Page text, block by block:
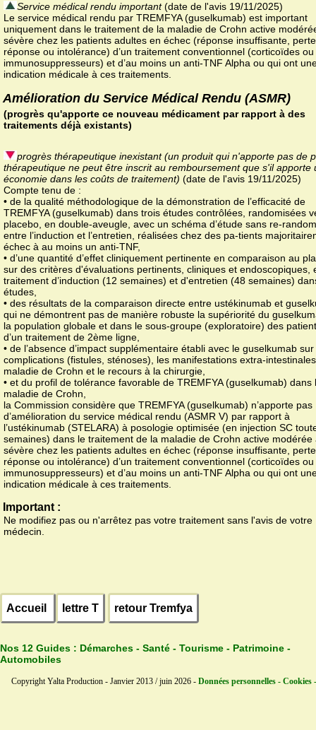
Service médical rendu important(date de l'avis 19/11/2025)
Le service médical rendu par TREMFYA (guselkumab) est important
uniquement dans le traitement de la maladie de Crohn active
sévère chez les patients adultes en échec (réponse insuffisante,
réponse ou intolérance) d’un traitement conventionnel (corticoïdes ou
immunosuppresseurs) et d’au moins un anti-TNF Alpha ou qui ont
indication médicale à ces traitements.
Amélioration du Service Médical Rendu (ASMR)
(progrès qu'apporte ce nouveau médicament par rapport à des
traitements déjà existants)
progrès thérapeutique inexistant (un produit qui n'apporte pas de
thérapeutique ne peut être inscrit au remboursement que s'il apporte
économie dans les coûts de traitement) (date de l'avis 19/11/2025)
Compte tenu de :
• de la qualité méthodologique de la démonstration de l’efficacité de
TREMFYA (guselkumab) dans trois études contrôlées, randomisées
placebo, en double-aveugle, avec un schéma d’étude sans re-
entre l’induction et l’entretien, réalisées chez des pa-tients
échec à au moins un anti-TNF,
• d’une quantité d’effet cliniquement pertinente en comparaison au
sur des critères d'évaluations pertinents, cliniques et endoscopiques,
traitement d’induction (12 semaines) et d'entretien (48 semaines)
études,
• des résultats de la comparaison directe entre ustékinumab et
qui ne démontrent pas de manière robuste la supériorité du
la population globale et dans le sous-groupe (exploratoire) des
d’un traitement de 2ème ligne,
• de l’absence d’impact supplémentaire établi avec le guselkumab
complications (fistules, sténoses), les manifestations extra-
maladie de Crohn et le recours à la chirurgie,
• et du profil de tolérance favorable de TREMFYA (guselkumab) dans
maladie de Crohn,
la Commission considère que TREMFYA (guselkumab) n’apporte pas
d’amélioration du service médical rendu (ASMR V) par rapport à
l’ustékinumab (STELARA) à posologie optimisée (en injection SC
semaines) dans le traitement de la maladie de Crohn active modérée
sévère chez les patients adultes en échec (réponse insuffisante,
réponse ou intolérance) d’un traitement conventionnel (corticoïdes ou
immunosuppresseurs) et d’au moins un anti-TNF Alpha ou qui ont
indication médicale à ces traitements.
Important :
Ne modifiez pas ou n'arrêtez pas votre traitement sans l'avis de votre
médecin.
Accueil lettre T retour Tremfya
Nos 12 Guides : Démarches - Santé - Tourisme - Patrimoine -
Automobiles
Copyright Yalta Production - Janvier 2013 / juin 2026 - Données personnelles - Cookies